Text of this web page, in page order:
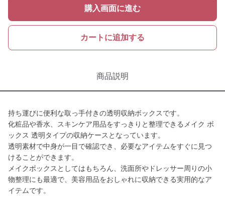
購入画面に進む
カートに追加する
商品説明
持ち運びに便利な取っ手付きの透明収納ボックスです。
化粧品や香水、スキンケア用品をすっきりと整理できるメイク ボ
ックス 透明タイプの収納ケースとなっています。
透明素材で中身が一目で確認でき、必要なアイテムをすぐに見つ
けることができます。
メイクボックスとしてはもちろん、洗面所やドレッサー周りの小
物整理にも最適で、美容用品をおしゃれに収納できる実用的なア
イテムです。